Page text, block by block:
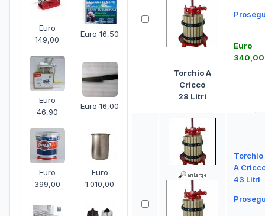
Euro
149,00
Euro 16,50
Euro
46,90
Euro 16,00
Euro
399,00
Euro
1.010,00
Torchio A
Cricco
28 Litri
Euro
340,00
Torchio
A
43 Litri